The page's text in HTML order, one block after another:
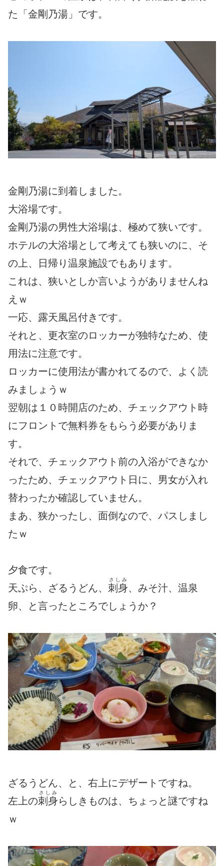
た「金剛乃湯」です。
金剛乃湯に到着しました。
大浴場です。
金剛乃湯の男性大浴場は、極めて狭いです。
ホテルの大浴場として考えても狭いのに、そ
の上、日帰り温泉施設でもあります。
これは、狭いとしか言いようがありませんね
えｗ
一応、露天風呂付きです。
それと、更衣室のロッカーが独特なため、使
用法に注意です。
ロッカーに使用法が書かれてるので、よく読
みましょうｗ
翌朝は１０時開店のため、チェックアウト時
にフロントで無料券をもらう必要がありま
す。
それで、チェックアウト前の入浴ができなか
ったため、チェックアウト日に、男女が入れ
替わったか確認していません。
まあ、狭かったし、面倒なので、パスしまし
たｗ
夕食です。
天ぷら、ざるうどん、 刺身
さしみ
、みそ汁、温泉
卵、と言ったところでしょうか？
ざるうどん、と、右上にデザートですね。
左上の刺身
さしみ
らしきものは、ちょっと謎ですね
ｗ